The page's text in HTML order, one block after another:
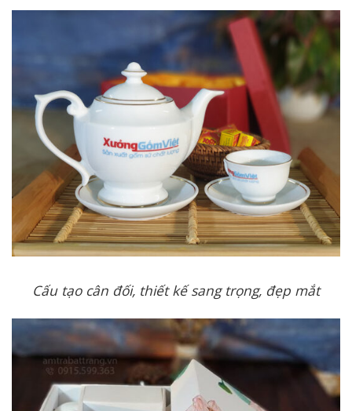
Cấu tạo cân đối, thiết kế sang trọng, đẹp mắt